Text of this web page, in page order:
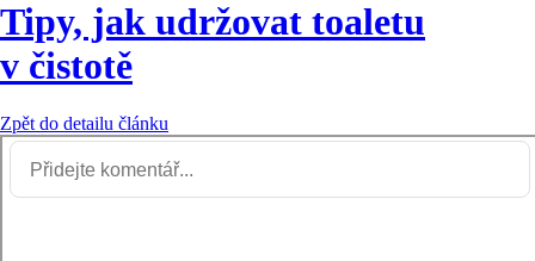
Tipy, jak udržovat toaletu
v čistotě
Zpět do detailu článku